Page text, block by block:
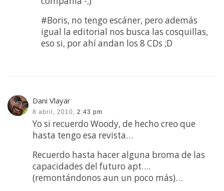
#Boris, no tengo escáner, pero además
igual la editorial nos busca las cosquillas,
eso si, por ahí andan los 8 CDs ;D
Dani Vlayar
8 abril, 2010, 2:43 pm
Yo si recuerdo Woody, de hecho creo que
hasta tengo esa revista…
Recuerdo hasta hacer alguna broma de las
capacidades del futuro apt….
(remontándonos aun un poco más)…